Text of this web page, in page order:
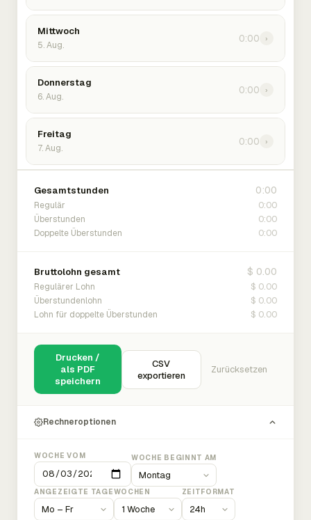
Mittwoch
5. Aug.
0:00 ›
Donnerstag
6. Aug.
0:00 ›
Freitag
7. Aug.
0:00 ›
Gesamtstunden 0:00
Regulär 0:00
Überstunden 0:00
Doppelte Überstunden 0:00
Bruttolohn gesamt $ 0.00
Regulärer Lohn $ 0.00
Überstundenlohn $ 0.00
Lohn für doppelte Überstunden $ 0.00
Drucken /
als PDF
speichern
CSV
exportieren
Zurücksetzen
Rechneroptionen
WOCHE VOM WOCHE BEGINNT AM
ANGEZEIGTE TAGEWOCHEN ZEITFORMAT